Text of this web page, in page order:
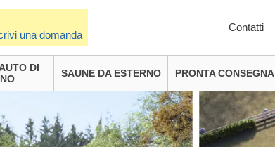
una domanda
Contatti
DI
SAUNE DA ESTERNO PRONTA CONSEGNA